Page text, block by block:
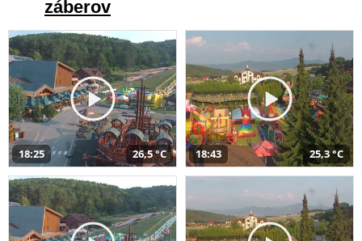
záberov
18:25 26,5 °C 18:43 25,3 °C